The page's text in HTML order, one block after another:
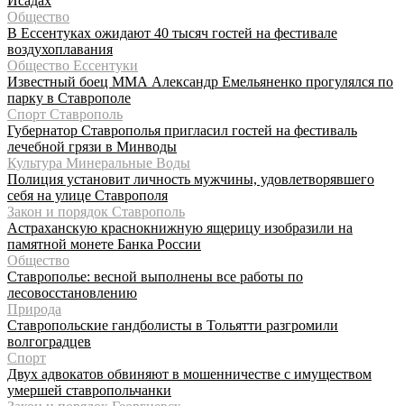
Общество
В Ессентуках ожидают 40 тысяч гостей на фестивале
воздухоплавания
Общество Ессентуки
Известный боец ММА Александр Емельяненко прогулялся по
парку в Ставрополе
Спорт Ставрополь
Губернатор Ставрополья пригласил гостей на фестиваль
лечебной грязи в Минводы
Культура Минеральные Воды
Полиция установит личность мужчины, удовлетворявшего
себя на улице Ставрополя
Закон и порядок Ставрополь
Астраханскую краснокнижную ящерицу изобразили на
памятной монете Банка России
Общество
Ставрополье: весной выполнены все работы по
лесовосстановлению
Природа
Ставропольские гандболисты в Тольятти разгромили
волгоградцев
Спорт
Двух адвокатов обвиняют в мошенничестве с имуществом
умершей ставропольчанки